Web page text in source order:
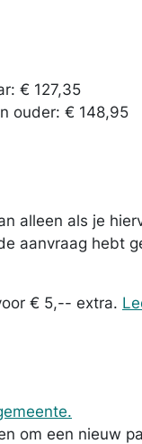
€ 127,35
ouder: € 148,95
alleen als je
aanvraag hebt
€ 5,-- extra.
.
om een nieuw